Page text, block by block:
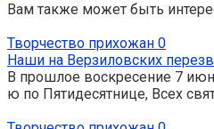
Вам также может быть
Творчество прихожан 0
Наши на Верзиловских
В прошлое воскресение 7
ю по Пятидесятнице, Всех